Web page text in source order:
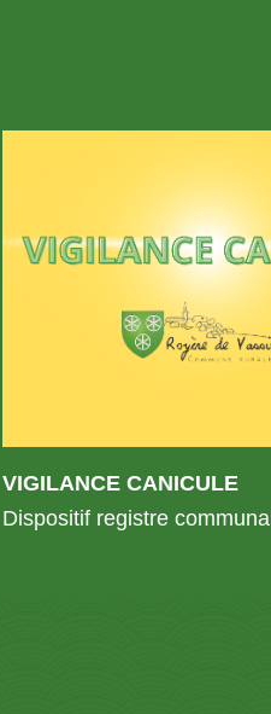
VIGILANCE CANICULE
Dispositif registre communal